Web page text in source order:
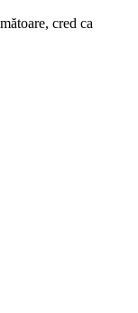
cred ca